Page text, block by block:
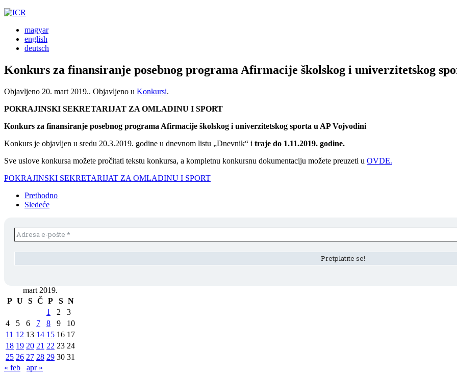
magyar
english
deutsch
Konkurs za finansiranje posebnog programa Afirmacije školskog i univerzitetskog
Objavljeno 20. mart 2019.. Objavljeno u Konkursi.
POKRAJINSKI SEKRETARIJAT ZA OMLADINU I SPORT
Konkurs za finansiranje posebnog programa Afirmacije školskog i univerzitetskog sporta u AP Vojvodini
Konkurs je objavljen u sredu 20.3.2019. godine u dnevnom listu „Dnevnik“ i traje do 1.11.2019. godine.
Sve uslove konkursa možete pročitati tekstu konkursa, a kompletnu konkursnu dokumentaciju možete preuzeti u OVDE.
POKRAJINSKI SEKRETARIJAT ZA OMLADINU I SPORT
Prethodno
Sledeće
mart 2019.
P U S Č P S N
1
2
3
4
5 6 7 8 9
10
11 12 13 14 15 16 17
18 19 20 21 22 23 24
25 26 27 28 29 30 31
« feb
apr »